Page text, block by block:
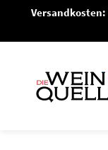
Springe
Inhalt
Versandkosten: